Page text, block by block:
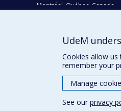
Montréal, Québec, Canada
Phone : 514 343-6111,
Terms of use
UdeM
Cookies allow us
remember your
Manage
See our privacy